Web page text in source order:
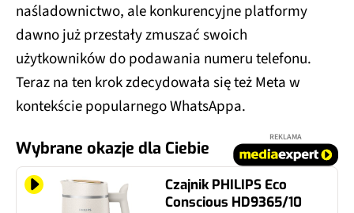
naśladownictwo, ale konkurencyjne platformy
dawno już przestały zmuszać swoich
użytkowników do podawania numeru telefonu.
Teraz na ten krok zdecydowała się też Meta w
kontekście popularnego WhatsAppa.
Wybrane okazje dla Ciebie
REKLAMA
Czajnik PHILIPS Eco
Conscious HD9365/10